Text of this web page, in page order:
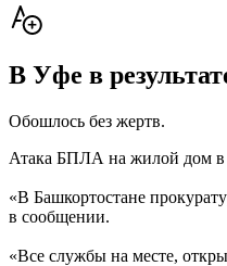
В Уфе в
Обошлось без жертв.
Атака БПЛА на жилой дом в
«В Башкортостане
в сообщении.
«Все службы на месте,